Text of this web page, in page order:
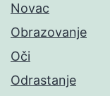
Novac
Obrazovanje
Oči
Odrastanje